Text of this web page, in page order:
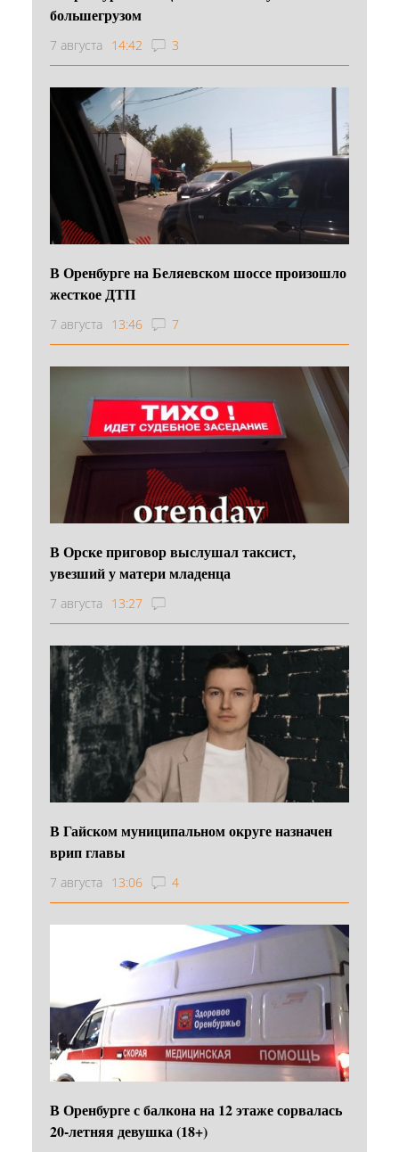
большегрузом
7 августа 14:42 3
В Оренбурге на Беляевском шоссе произошло
жесткое ДТП
7 августа 13:46 7
В Орске приговор выслушал таксист,
увезший у матери младенца
7 августа 13:27
В Гайском муниципальном округе назначен
врип главы
7 августа 13:06 4
В Оренбурге с балкона на 12 этаже сорвалась
20-летняя девушка (18+)